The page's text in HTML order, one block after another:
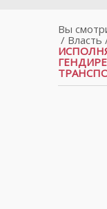
Вы
/ Власть